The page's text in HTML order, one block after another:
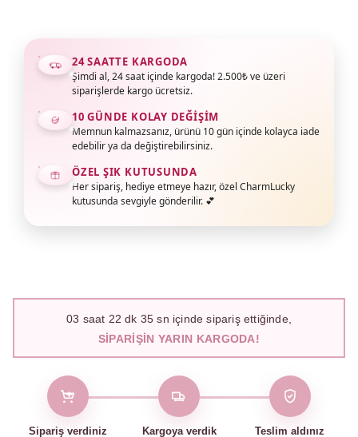
24 SAATTE KARGODA
Şimdi al, 24 saat içinde kargoda! 2.500₺ ve üzeri
siparişlerde kargo ücretsiz.
10 GÜNDE KOLAY DEĞIŞIM
Memnun kalmazsanız, ürünü 10 gün içinde kolayca iade
edebilir ya da değiştirebilirsiniz.
ÖZEL ŞIK KUTUSUNDA
Her sipariş, hediye etmeye hazır, özel CharmLucky
kutusunda sevgiyle gönderilir. 💕
03 saat 22 dk 34 sn içinde sipariş ettiğinde,
SIPARIŞIN YARIN KARGODA!
Sipariş verdiniz Kargoya verdik Teslim aldınız